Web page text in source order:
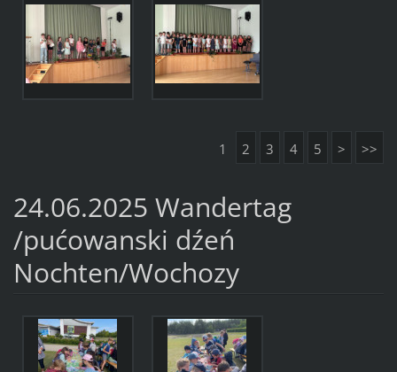
1 2 3 4 5 > >>
24.06.2025 Wandertag
/pućowanski dźeń
Nochten/Wochozy